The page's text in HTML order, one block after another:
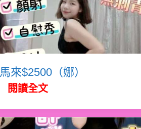
馬來$2500（娜）
閱讀全文